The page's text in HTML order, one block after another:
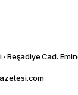
Reşadiye Cad.